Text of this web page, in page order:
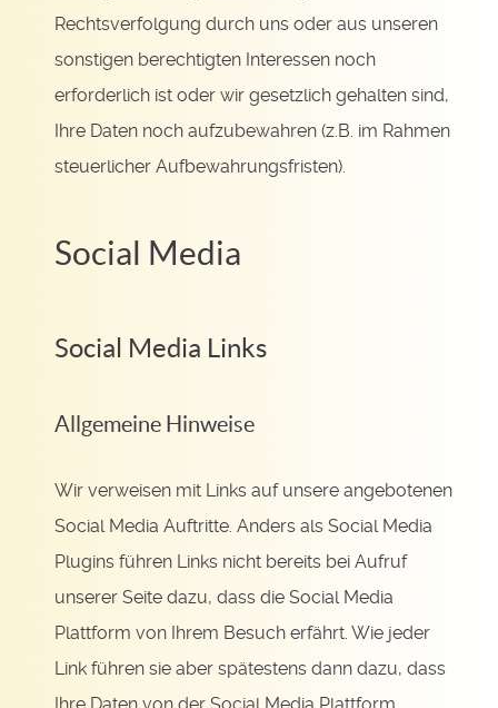
Rechtsverfolgung durch uns oder aus unseren
sonstigen berechtigten Interessen noch
erforderlich ist oder wir gesetzlich gehalten sind,
Ihre Daten noch aufzubewahren (z.B. im Rahmen
steuerlicher Aufbewahrungsfristen).
Social Media
Social Media Links
Allgemeine Hinweise
Wir verweisen mit Links auf unsere angebotenen
Social Media Auftritte. Anders als Social Media
Plugins führen Links nicht bereits bei Aufruf
unserer Seite dazu, dass die Social Media
Plattform von Ihrem Besuch erfährt. Wie jeder
Link führen sie aber spätestens dann dazu, dass
Ihre Daten von der Social Media Plattform